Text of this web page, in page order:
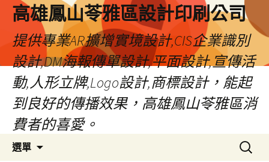
高雄鳳山苓雅區設計印刷公司
提供專業AR擴增實境設計,CIS企業識別
設計,DM海報傳單設計,平面設計,宣傳活
動,人形立牌,Logo設計,商標設計，能起
到良好的傳播效果，高雄鳳山苓雅區消
費者的喜愛。
選單
搜
尋